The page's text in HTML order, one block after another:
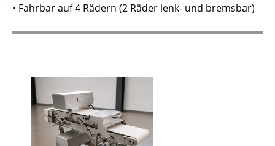
• Fahrbar auf 4 Rädern (2 Räder lenk- und bremsbar)